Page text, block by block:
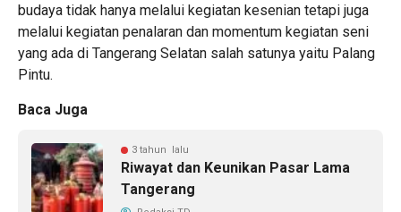
budaya tidak hanya melalui kegiatan kesenian tetapi juga
melalui kegiatan penalaran dan momentum kegiatan seni
yang ada di Tangerang Selatan salah satunya yaitu Palang
Pintu.
Baca Juga
3 tahun lalu
Riwayat dan Keunikan Pasar Lama
Tangerang